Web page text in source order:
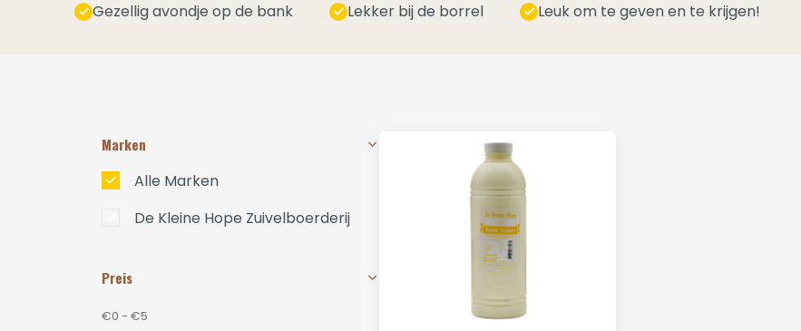
Gezellig avondje op de bank Lekker bij de borrel Leuk om te geven en te krijgen!
Marken
Alle Marken
De Kleine Hope Zuivelboerderij
Preis
€0 - €5